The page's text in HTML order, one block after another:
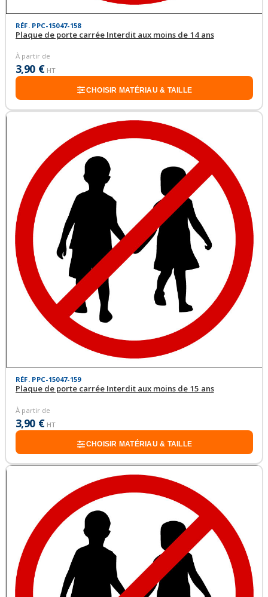
RÉF. PPC-15047-158
Plaque de porte carrée Interdit aux moins de 14 ans
À partir de
3,90 € HT
CHOISIR MATÉRIAU & TAILLE
RÉF. PPC-15047-159
Plaque de porte carrée Interdit aux moins de 15 ans
À partir de
3,90 € HT
CHOISIR MATÉRIAU & TAILLE